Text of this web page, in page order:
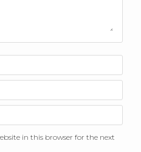
in this browser for the next